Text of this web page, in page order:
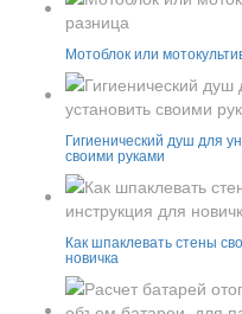
Мотоблок или
Гигиенический душ для
своими руками
Как шпаклевать стены
новичка